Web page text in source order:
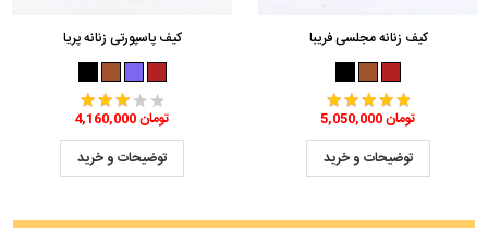
کیف زنانه مجلسی فریبا
5,050,000 تومان
توضیحات و خرید
کیف پاسپورتی زنانه پریا
4,160,000 تومان
توضیحات و خرید